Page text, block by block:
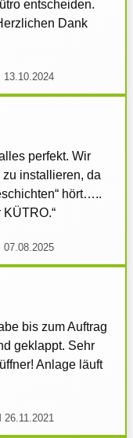
entscheiden.
Dank
13.10.2024
perfekt. Wir
installieren, da
hört…..
07.08.2025
bis zum Auftrag
geklappt. Sehr
Anlage läuft